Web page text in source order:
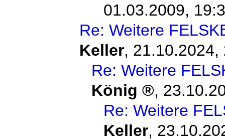
01.03.2009,
Re: Weitere
Keller, 21.10.2024,
Re: Weitere
König
,
Re: Weitere
Keller,